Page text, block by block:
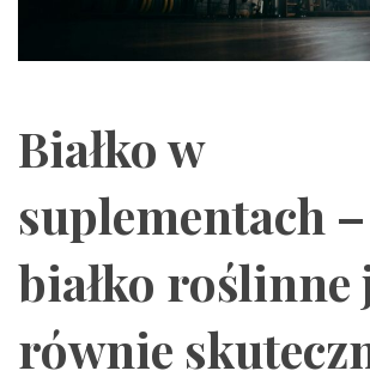
Białko w
suplementach
białko roślinne
równie